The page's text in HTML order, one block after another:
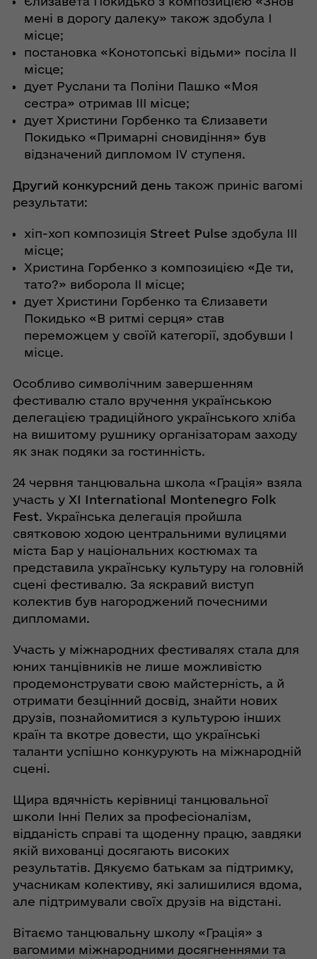
мені в дорогу далеку» також здобула І
місце;
постановка «Конотопські відьми» посіла ІІ
місце;
дует Руслани та Поліни Пашко «Моя
сестра» отримав ІІІ місце;
дует Христини Горбенко та Єлизавети
Покидько «Примарні сновидіння» був
відзначений дипломом IV ступеня.
Другий конкурсний день також приніс вагомі
результати:
хіп-хоп композиція Street Pulse здобула ІІІ
місце;
Христина Горбенко з композицією «Де ти,
тато?» виборола ІІ місце;
дует Христини Горбенко та Єлизавети
Покидько «В ритмі серця» став
переможцем у своїй категорії, здобувши І
місце.
Особливо символічним завершенням
фестивалю стало вручення українською
делегацією традиційного українського хліба
на вишитому рушнику організаторам заходу
як знак подяки за гостинність.
24 червня танцювальна школа «Грація» взяла
участь у XI International Montenegro Folk
Fest. Українська делегація пройшла
святковою ходою центральними вулицями
міста Бар у національних костюмах та
представила українську культуру на головній
сцені фестивалю. За яскравий виступ
колектив був нагороджений почесними
дипломами.
Участь у міжнародних фестивалях стала для
юних танцівників не лише можливістю
продемонструвати свою майстерність, а й
отримати безцінний досвід, знайти нових
друзів, познайомитися з культурою інших
країн та вкотре довести, що українські
таланти успішно конкурують на міжнародній
сцені.
Щира вдячність керівниці танцювальної
школи Інні Пелих за професіоналізм,
відданість справі та щоденну працю, завдяки
якій вихованці досягають високих
результатів. Дякуємо батькам за підтримку,
учасникам колективу, які залишилися вдома,
але підтримували своїх друзів на відстані.
Вітаємо танцювальну школу «Грація» з
вагомими міжнародними досягненнями та